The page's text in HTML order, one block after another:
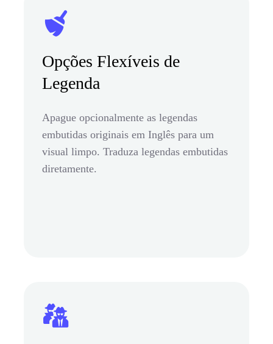
Opções Flexíveis de
Legenda
Apague opcionalmente as legendas
embutidas originais em Inglês para um
visual limpo. Traduza legendas embutidas
diretamente.